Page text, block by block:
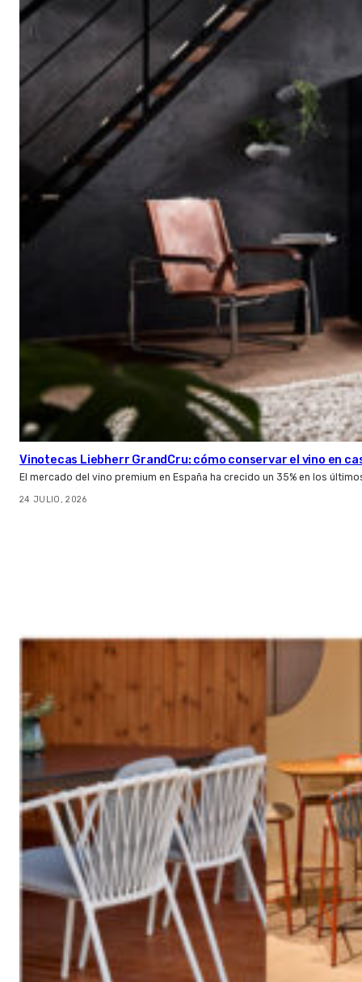
Vinotecas Liebherr GrandCru: cómo conservar el vino en
El mercado del vino premium en España ha crecido un 35% en los
24 JULIO, 2026